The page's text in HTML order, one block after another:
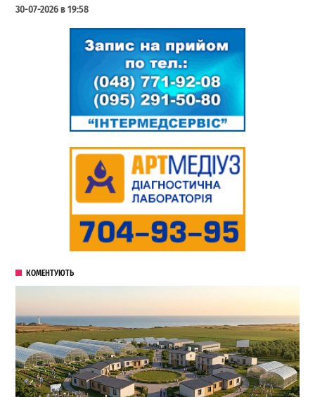
30-07-2026 в 19:58
КОМЕНТУЮТЬ